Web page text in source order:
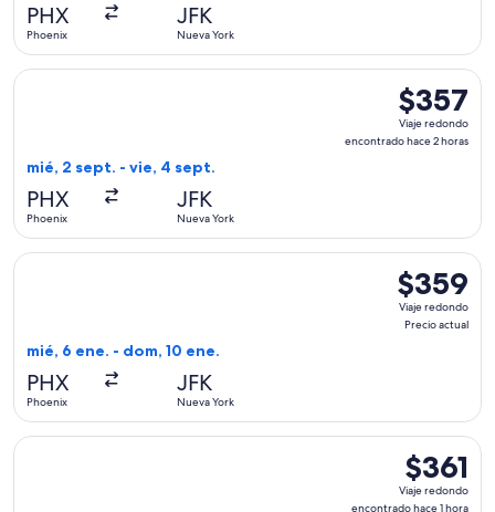
PHX
Phoenix
JFK
Nueva York
$357
Viaje
redondo,
$357
Viaje redondo
encontrado hace 2 horas
mié, 2 sept. - vie, 4 sept.
PHX
Phoenix
JFK
Nueva York
Seleccionar vuelo de JetBlue Airways, con salida el mié, 2
$359
Viaje
redondo,
$359
Viaje redondo
Precio actual
mié, 6 ene. - dom, 10 ene.
PHX
Phoenix
JFK
Nueva York
Seleccionar vuelo de JetBlue Airways, con salida el mié, 6
$361
Viaje
redondo,
$361
Viaje redondo
encontrado hace 1 hora
Seleccionar vuelo de JetBlue Airways, con salida el lun, 7